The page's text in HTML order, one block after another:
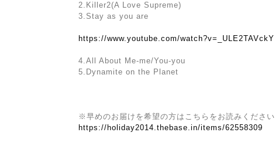
2.Killer2(A Love Supreme)
3.Stay as you are
https://www.youtube.com/watch?v=_ULE2TAVckY
4.All About Me-me/You-you
5.Dynamite on the Planet
※早めのお届けを希望の方はこちらをお読みください
https://holiday2014.thebase.in/items/62558309